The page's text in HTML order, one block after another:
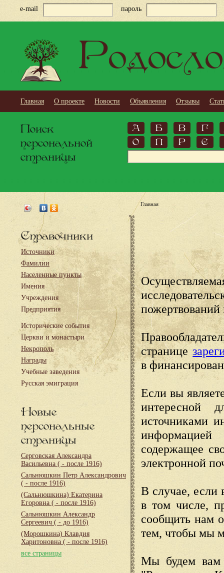
e-mail пароль
Главная О проекте Новости Объявления Отзывы
Поиск
персональной
страницы
А Б В
Г
О
П Р С
Справочники
Источники
Фамилии
Населенные пункты
Имения
Учреждения
Предприятия
Исторические события
Церкви и монастыри
Некрополь
Награды
Учебные заведения
Русская эмиграция
Новые
персональные
страницы
Серговская Александра
Васильевна ( - после 1916)
Сальнюшкин Петр Александрович
( - после 1916)
(Сальнюшкина) Екатерина
Егоровна ( - после 1916)
Сальнюшкин Александр
Сергеевич ( - до 1916)
(Морошкина) Клавдия
Харитоновна ( - после 1916)
все страницы
Главная
пожертвований
странице
в
Если вы
интересной
источниками
содержащее
электронной
В случае, если
в том числе,
сообщить нам
тем, чтобы мы
Мы будем вам